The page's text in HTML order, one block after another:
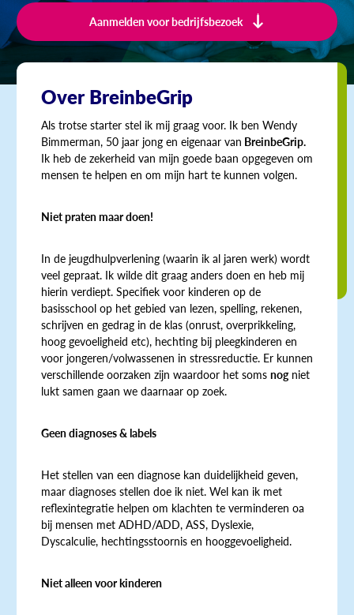
Aanmelden voor bedrijfsbezoek
Over BreinbeGrip
Als trotse starter stel ik mij graag voor. Ik ben Wendy
Bimmerman, 50 jaar jong en eigenaar van BreinbeGrip.
Ik heb de zekerheid van mijn goede baan opgegeven om
mensen te helpen en om mijn hart te kunnen volgen.
Niet praten maar doen!
In de jeugdhulpverlening (waarin ik al jaren werk) wordt
veel gepraat. Ik wilde dit graag anders doen en heb mij
hierin verdiept. Specifiek voor kinderen op de
basisschool op het gebied van lezen, spelling, rekenen,
schrijven en gedrag in de klas (onrust, overprikkeling,
hoog gevoeligheid etc), hechting bij pleegkinderen en
voor jongeren/volwassenen in stressreductie. Er kunnen
verschillende oorzaken zijn waardoor het soms nogniet
lukt samen gaan we daarnaar op zoek.
Geen diagnoses & labels
Het stellen van een diagnose kan duidelijkheid geven,
maar diagnoses stellen doe ik niet. Wel kan ik met
reflexintegratie helpen om klachten te verminderen oa
bij mensen met ADHD/ADD, ASS, Dyslexie,
Dyscalculie, hechtingsstoornis en hooggevoeligheid.
Niet alleen voor kinderen